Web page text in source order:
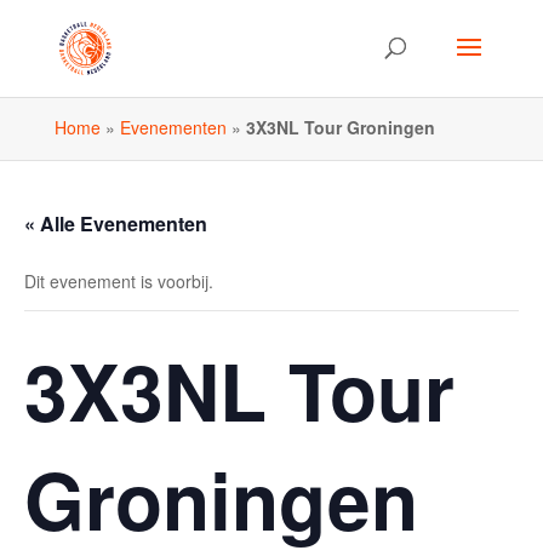
Home» Evenementen » 3X3NL Tour Groningen
« Alle Evenementen
Dit evenement is voorbij.
3X3NL Tour
Groningen